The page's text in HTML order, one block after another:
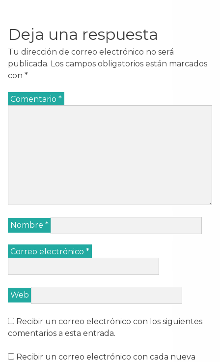
Deja una respuesta
Tu dirección de correo electrónico no será
publicada. Los campos obligatorios están marcados
con *
Comentario *
Nombre *
Correo electrónico *
Web
Recibir un correo electrónico con los siguientes
comentarios a esta entrada.
Recibir un correo electrónico con cada nueva